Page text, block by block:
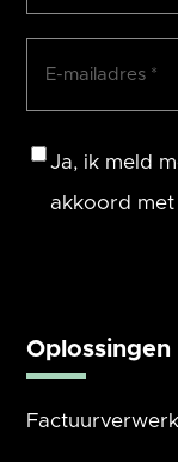
Consent
Ja, ik meld
akkoord met
Oplossingen